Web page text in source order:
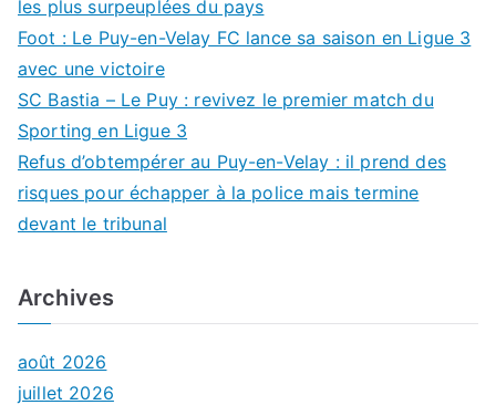
les plus surpeuplées du pays
Foot : Le Puy-en-Velay FC lance sa saison en Ligue 3
avec une victoire
SC Bastia – Le Puy : revivez le premier match du
Sporting en Ligue 3
Refus d’obtempérer au Puy-en-Velay : il prend des
risques pour échapper à la police mais termine
devant le tribunal
Archives
août 2026
juillet 2026